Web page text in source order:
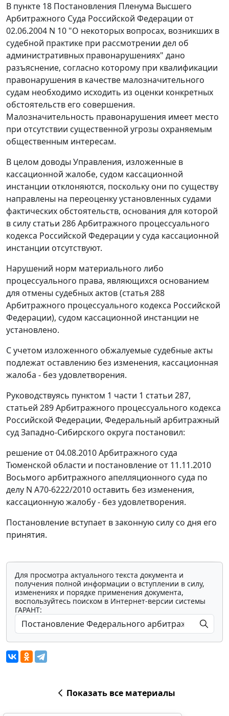
В пункте 18 Постановления Пленума Высшего
Арбитражного Суда Российской Федерации от
02.06.2004 N 10 "О некоторых вопросах, возникших в
судебной практике при рассмотрении дел об
административных правонарушениях" дано
разъяснение, согласно которому при квалификации
правонарушения в качестве малозначительного
судам необходимо исходить из оценки конкретных
обстоятельств его совершения.
Малозначительность правонарушения имеет место
при отсутствии существенной угрозы охраняемым
общественным интересам.
В целом доводы Управления, изложенные в
кассационной жалобе, судом кассационной
инстанции отклоняются, поскольку они по существу
направлены на переоценку установленных судами
фактических обстоятельств, основания для которой
в силу статьи 286Арбитражного процессуального
кодекса Российской Федерации у суда кассационной
инстанции отсутствуют.
Нарушений норм материального либо
процессуального права, являющихся основанием
для отмены судебных актов (статья 288
Арбитражного процессуального кодекса Российской
Федерации), судом кассационной инстанции не
установлено.
С учетом изложенного обжалуемые судебные акты
подлежат оставлению без изменения, кассационная
жалоба - без удовлетворения.
Руководствуясь пунктом 1 части 1 статьи 287,
статьей 289Арбитражного процессуального кодекса
Российской Федерации, Федеральный арбитражный
суд Западно-Сибирского округа постановил:
решение от 04.08.2010 Арбитражного суда
Тюменской области и постановление от 11.11.2010
Восьмого арбитражного апелляционного суда по
делу N А70-6222/2010 оставить без изменения,
кассационную жалобу - без удовлетворения.
Постановление вступает в законную силу со дня его
принятия.
Для просмотра актуального текста документа и
получения полной информации о вступлении в силу,
изменениях и порядке применения документа,
воспользуйтесь поиском в Интернет-версии системы
ГАРАНТ:
Показать все материалы